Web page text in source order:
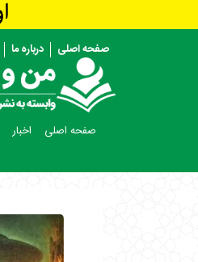
صفحه اصلی درباره ما
صفحه اصلی اخبار